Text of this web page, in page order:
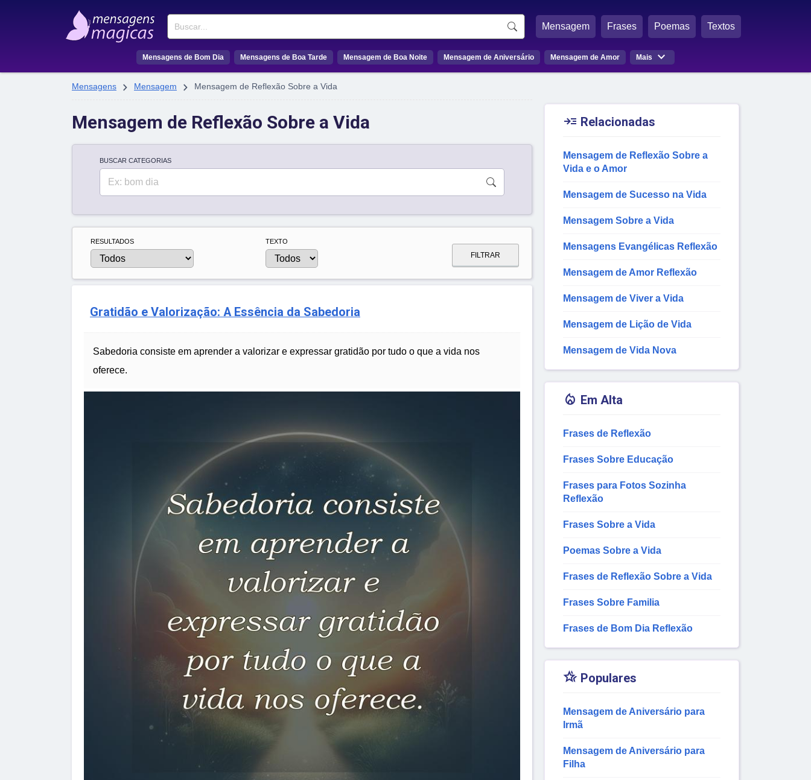
Buscar Mensagem Frases Poemas Textos
Mensagens de Bom Dia Mensagens de Boa Tarde Mensagem de Boa Noite Mensagem de Aniversário Mensagem de Amor Mais 
Mensagens  Mensagem  Mensagem de Reflexão Sobre a Vida
Mensagem de Reflexão Sobre a Vida
BUSCAR CATEGORIAS
RESULTADOS TEXTO
FILTRAR
Gratidão e Valorização: A Essência da Sabedoria
Sabedoria consiste em aprender a valorizar e expressar gratidão por tudo o que a vida nos
oferece.
 Relacionadas
Mensagem de Reflexão Sobre a
Vida e o Amor
Mensagem de Sucesso na Vida
Mensagem Sobre a Vida
Mensagens Evangélicas Reflexão
Mensagem de Amor Reflexão
Mensagem de Viver a Vida
Mensagem de Lição de Vida
Mensagem de Vida Nova
 Em Alta
Frases de Reflexão
Frases Sobre Educação
Frases para Fotos Sozinha
Reflexão
Frases Sobre a Vida
Poemas Sobre a Vida
Frases de Reflexão Sobre a Vida
Frases Sobre Familia
Frases de Bom Dia Reflexão
 Populares
Mensagem de Aniversário para
Irmã
Mensagem de Aniversário para
Filha